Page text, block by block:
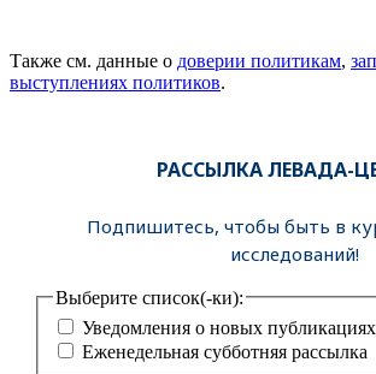
Также см. данные о доверии политикам,
выступлениях политиков.
РАССЫЛКА ЛЕВАДА-
Подпишитесь, чтобы быть в
исследований!
Выберите список(-ки):
Уведомления о новых публикациях
Еженедельная субботняя рассылка